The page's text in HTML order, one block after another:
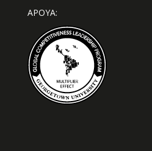
APOYA: